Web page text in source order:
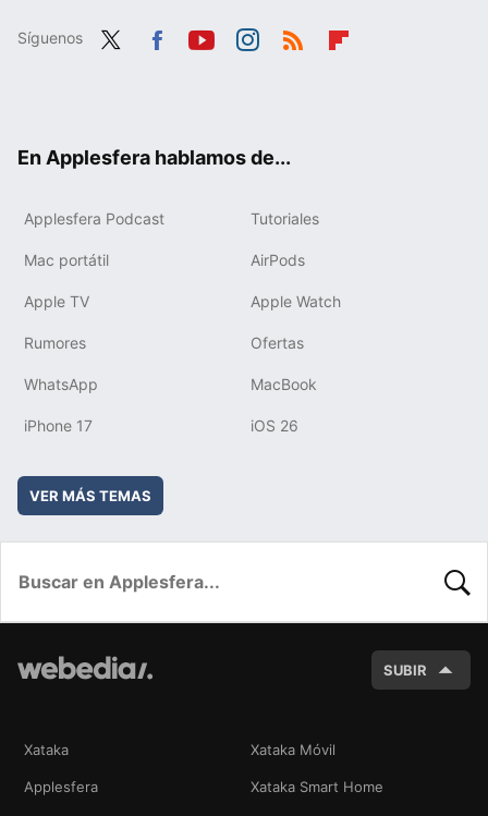
Síguenos
En Applesfera hablamos de...
Applesfera Podcast Tutoriales
Mac portátil AirPods
Apple TV Apple Watch
Rumores Ofertas
WhatsApp MacBook
iPhone 17 iOS 26
VER MÁS TEMAS
SUBIR
Xataka Xataka Móvil
Applesfera Xataka Smart Home